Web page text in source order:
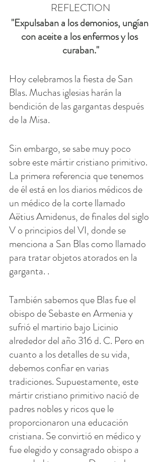
REFLECTION
"Expulsaban a los demonios, ungían
con aceite a los enfermos y los
curaban."
Hoy celebramos la fiesta de San
Blas. Muchas iglesias harán la
bendición de las gargantas después
de la Misa.
Sin embargo, se sabe muy poco
sobre este mártir cristiano primitivo.
La primera referencia que tenemos
de él está en los diarios médicos de
un médico de la corte llamado
Aëtius Amidenus, de finales del siglo
V o principios del VI, donde se
menciona a San Blas como llamado
para tratar objetos atorados en la
garganta. .
También sabemos que Blas fue el
obispo de Sebaste en Armenia y
sufrió el martirio bajo Licinio
alrededor del año 316 d. C. Pero en
cuanto a los detalles de su vida,
debemos confiar en varias
tradiciones. Supuestamente, este
mártir cristiano primitivo nació de
padres nobles y ricos que le
proporcionaron una educación
cristiana. Se convirtió en médico y
fue elegido y consagrado obispo a